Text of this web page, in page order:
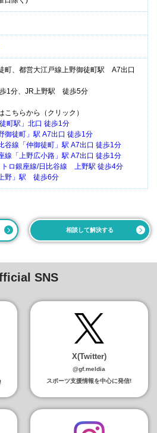
町、都営大江戸線上野御徒町駅 A7出口
1分、JR上野駅 徒歩5分
こちらから（クリック）
町駅」北口 徒歩1分
御徒町」駅 A7出口 徒歩1分
谷線「仲御徒町」駅 A7出口 徒歩1分
線「上野広小路」駅 A7出口 徒歩1分
トロ銀座線/日比谷線 上野駅 徒歩4分
野」駅 徒歩6分
相談して解決する
SNS
X(Twitter)
@gf.meldia
スポーツ支援情報を中心に発信!